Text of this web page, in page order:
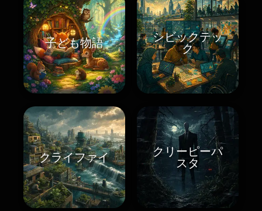
子ども物語
シビックテッ
ク
クライファイ
クリーピーパ
スタ